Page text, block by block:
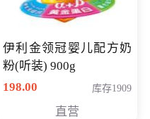
伊利金领冠婴儿配方奶
粉(听装) 900g
198.00
库存1909
直营